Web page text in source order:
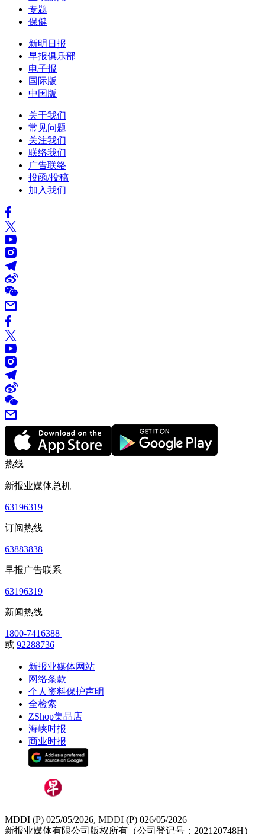
专题
保健
新明日报
早报俱乐部
电子报
国际版
中国版
关于我们
常见问题
关注我们
联络我们
广告联络
投函/投稿
加入我们
热线
新报业媒体总机
63196319
订阅热线
63883838
早报广告联系
63196319
新闻热线
1800-7416388
或 92288736
新报业媒体网站
网络条款
个人资料保护声明
全检索
ZShop集品店
海峡时报
商业时报
MDDI (P) 025/05/2026, MDDI (P) 026/05/2026
新报业媒体有限公司版权所有（公司登记号：202120748H）